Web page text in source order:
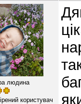
людина
користувач